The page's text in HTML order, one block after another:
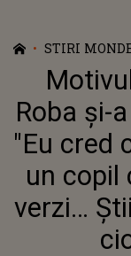
STIRI
Roba și-
"Eu cred
un copil
verzi…